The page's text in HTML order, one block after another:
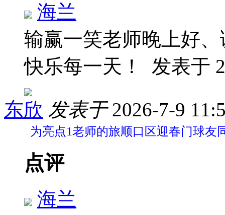
海兰
输赢一笑老师晚上好
快乐每一天！ 发表于
东欣 发表于 2026-7-9
为亮点1老师的旅顺口区迎春门球友
点评
海兰